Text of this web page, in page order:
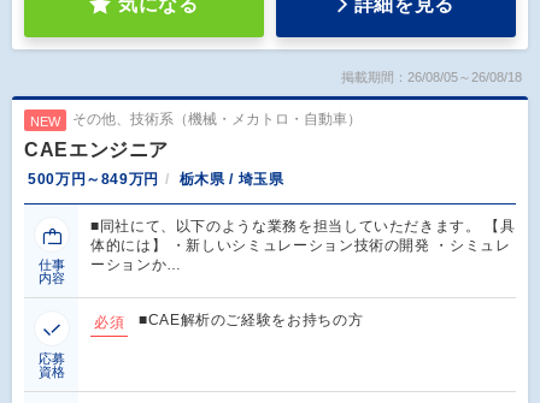
気になる 詳細を見る
掲載期間：26/08/05～26/08/18
NEW その他、技術系（機械・メカトロ・自動車）
CAEエンジニア
500万円～849万円 栃木県 / 埼玉県
仕事
内容
■同社にて、以下のような業務を担当していただきます。 【具
体的には】 ・新しいシミュレーション技術の開発 ・シミュレ
ーションか…
応募
資格
必須 ■CAE解析のご経験をお持ちの方